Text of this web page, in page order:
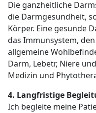
Die ganzheitliche
die Darmgesundheit,
Körper. Eine gesunde
das Immunsystem,
allgemeine
Darm, Lebetr, Niere
Medizin und
4. Langfristige
Ich begleite meine